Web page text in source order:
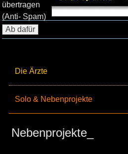
Die Ärzte
Solo & Nebenprojekte
Nebenprojekte_
übertragen
(Anti- Spam)